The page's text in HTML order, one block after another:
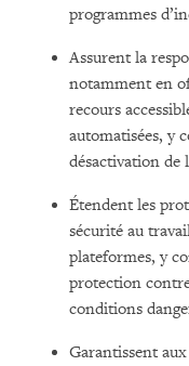
programmes
Assurent la
notamment en
recours
automatisées, y
désactivation de
Étendent les
sécurité au
plateformes, y
protection
conditions
Garantissent